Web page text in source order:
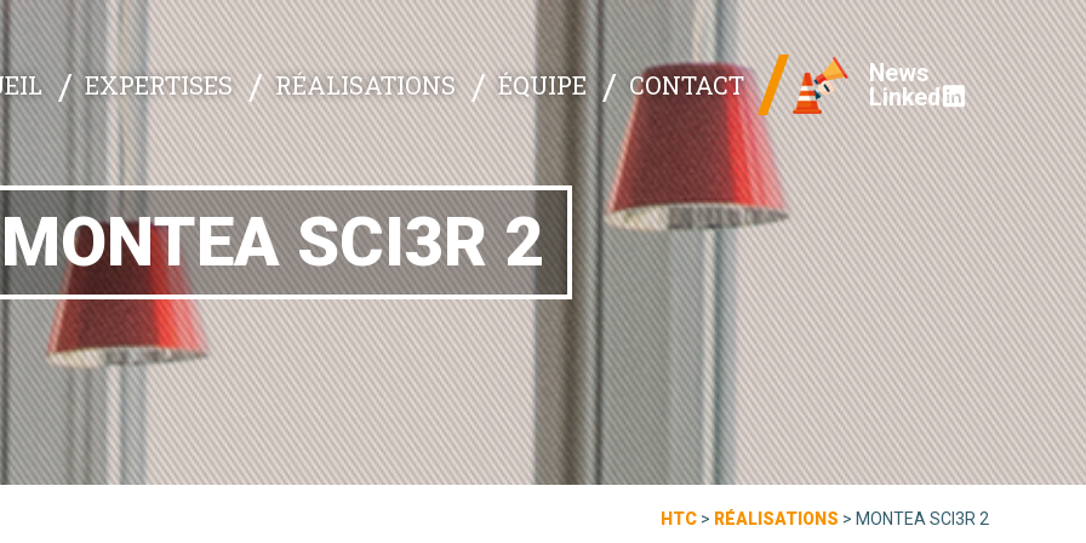
EXPERTISES RÉALISATIONS ÉQUIPE CONTACT
News
Linked
MONTEA SCI3R 2
HTC > RÉALISATIONS > MONTEA SCI3R 2